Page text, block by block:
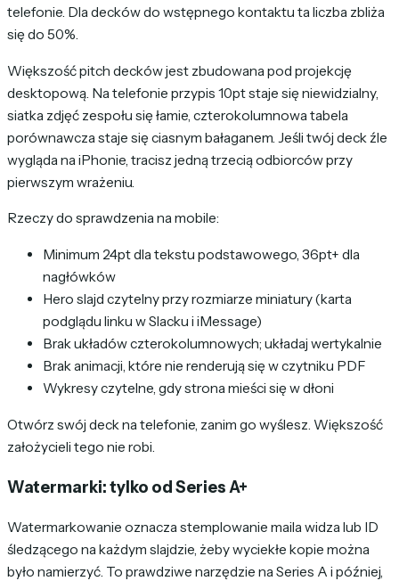
telefonie. Dla decków do wstępnego kontaktu ta liczba zbliża
się do 50%.
Większość pitch decków jest zbudowana pod projekcję
desktopową. Na telefonie przypis 10pt staje się niewidzialny,
siatka zdjęć zespołu się łamie, czterokolumnowa tabela
porównawcza staje się ciasnym bałaganem. Jeśli twój deck źle
wygląda na iPhonie, tracisz jedną trzecią odbiorców przy
pierwszym wrażeniu.
Rzeczy do sprawdzenia na mobile:
Minimum 24pt dla tekstu podstawowego, 36pt+ dla
nagłówków
Hero slajd czytelny przy rozmiarze miniatury (karta
podglądu linku w Slacku i iMessage)
Brak układów czterokolumnowych; układaj wertykalnie
Brak animacji, które nie renderują się w czytniku PDF
Wykresy czytelne, gdy strona mieści się w dłoni
Otwórz swój deck na telefonie, zanim go wyślesz. Większość
założycieli tego nie robi.
Watermarki: tylko od Series A+
Watermarkowanie oznacza stemplowanie maila widza lub ID
śledzącego na każdym slajdzie, żeby wyciekłe kopie można
było namierzyć. To prawdziwe narzędzie na Series A i później,